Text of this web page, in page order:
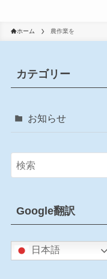
ホーム 農作業を
カテゴリー
お知らせ
Google翻訳
日本語